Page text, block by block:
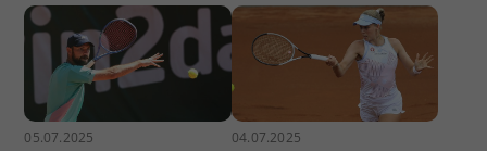
05.07.2025 04.07.2025